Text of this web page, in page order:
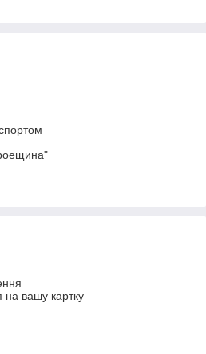
на вашу картку